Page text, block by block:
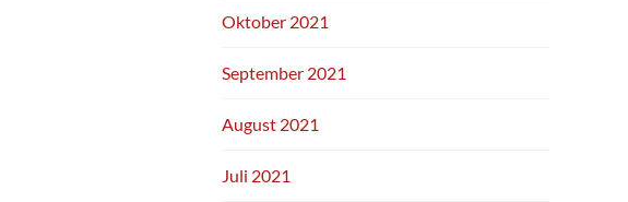
Oktober 2021
September 2021
August 2021
Juli 2021